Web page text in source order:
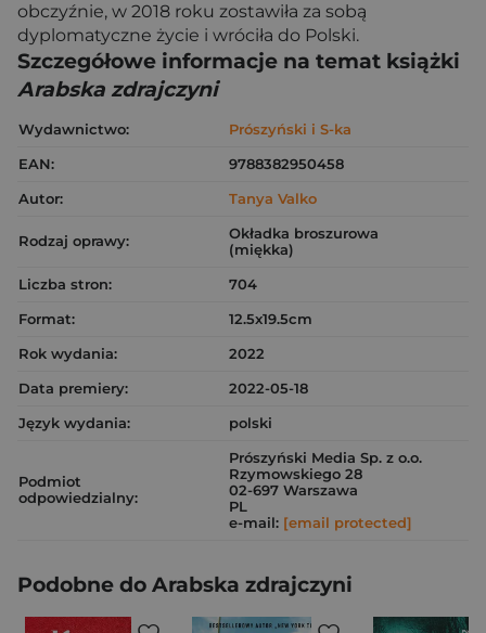
obczyźnie, w 2018 roku zostawiła za sobą
dyplomatyczne życie i wróciła do Polski.
Szczegółowe informacje na temat książki
Arabska zdrajczyni
Wydawnictwo:
Prószyński i S-ka
EAN:
9788382950458
Autor:
Tanya Valko
Rodzaj oprawy:
Okładka broszurowa
(miękka)
Liczba stron:
704
Format:
12.5x19.5cm
Rok wydania:
2022
Data premiery:
2022-05-18
Język wydania:
polski
Podmiot
odpowiedzialny:
Prószyński Media Sp. z o.o.
Rzymowskiego 28
02-697 Warszawa
PL
e-mail: [email protected]
Podobne do Arabska zdrajczyni